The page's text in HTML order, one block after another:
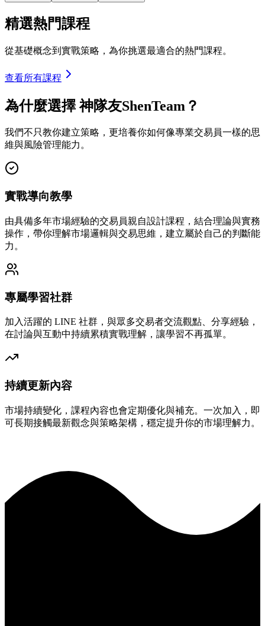
精選熱門課程
從基礎概念到實戰策略，為你挑選最適合的熱門課程。
查看所有課程
為什麼選擇 神隊友ShenTeam？
我們不只教你建立策略，更培養你如何像專業交易員一樣的思
維與風險管理能力。
實戰導向教學
由具備多年市場經驗的交易員親自設計課程，結合理論與實務
操作，帶你理解市場邏輯與交易思維，建立屬於自己的判斷能
力。
專屬學習社群
加入活躍的 LINE 社群，與眾多交易者交流觀點、分享經驗，
在討論與互動中持續累積實戰理解，讓學習不再孤單。
持續更新內容
市場持續變化，課程內容也會定期優化與補充。一次加入，即
可長期接觸最新觀念與策略架構，穩定提升你的市場理解力。